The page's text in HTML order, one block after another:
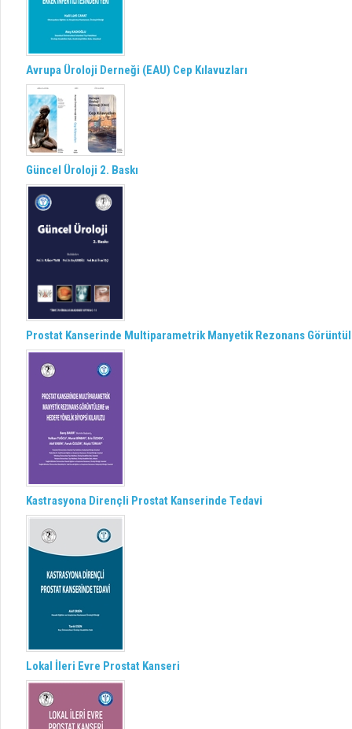
Avrupa Üroloji Derneği (EAU) Cep Kılavuzları
Güncel Üroloji 2. Baskı
Prostat Kanserinde Multiparametrik Manyetik Rezonans
Kastrasyona Dirençli Prostat Kanserinde Tedavi
Lokal İleri Evre Prostat Kanseri